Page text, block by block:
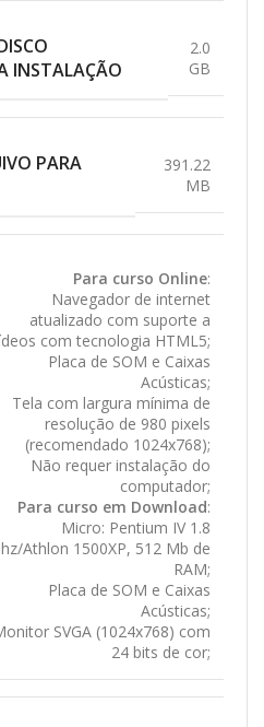
INSTALAÇÃO
2.0
GB
PARA
391.22
MB
Para curso Online:
Navegador de internet
atualizado com suporte a
com tecnologia HTML5;
Placa de SOM e Caixas
Acústicas;
Tela com largura mínima de
resolução de 980 pixels
(recomendado 1024x768);
Não requer instalação do
computador;
Para curso em Download:
Micro: Pentium IV 1.8
Athlon 1500XP, 512 Mb de
RAM;
Placa de SOM e Caixas
Acústicas;
SVGA (1024x768) com
24 bits de cor;